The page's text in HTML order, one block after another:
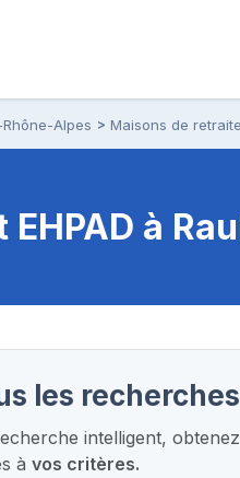
Alpes Maisons de
à
les
intelligent,
àvos critères.